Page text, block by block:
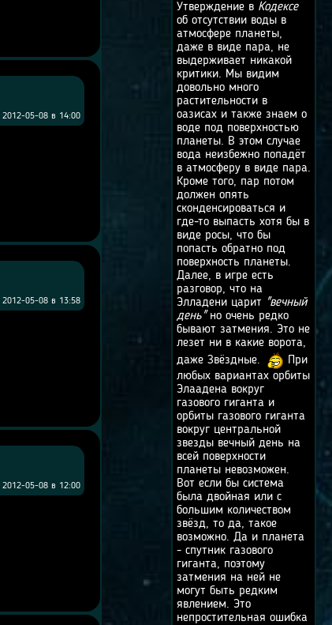
2012-05-08 в 14:00
2012-05-08 в 13:58
2012-05-08 в 12:00
Утверждение в Кодексе
об отсутствии воды в
атмосфере планеты,
даже в виде пара, не
выдерживает никакой
критики. Мы видим
довольно много
растительности в
оазисах и также знаем о
воде под поверхностью
планеты. В этом случае
вода неизбежно попадёт
в атмосферу в виде пара.
Кроме того, пар потом
должен опять
сконденсироваться и
где-то выпасть хотя бы в
виде росы, что бы
попасть обратно под
поверхность планеты.
Далее, в игре есть
разговор, что на
Элладени царит "вечный
день"но очень редко
бывают затмения. Это не
лезет ни в какие ворота,
даже Звёздные.
При
любых вариантах орбиты
Элаадена вокруг
газового гиганта и
орбиты газового гиганта
вокруг центральной
звезды вечный день на
всей поверхности
планеты невозможен.
Вот если бы система
была двойная или с
большим количеством
звёзд, то да, такое
возможно. Да и планета
- спутник газового
гиганта, поэтому
затмения на ней не
могут быть редким
явлением. Это
непростительная ошибка